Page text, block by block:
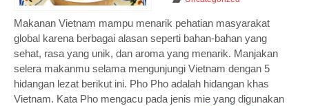
Makanan Vietnam mampu menarik pehatian masyarakat
global karena berbagai alasan seperti bahan-bahan yang
sehat, rasa yang unik, dan aroma yang menarik. Manjakan
selera makanmu selama mengunjungi Vietnam dengan 5
hidangan lezat berikut ini. Pho Pho adalah hidangan khas
Vietnam. Kata Pho mengacu pada jenis mie yang digunakan